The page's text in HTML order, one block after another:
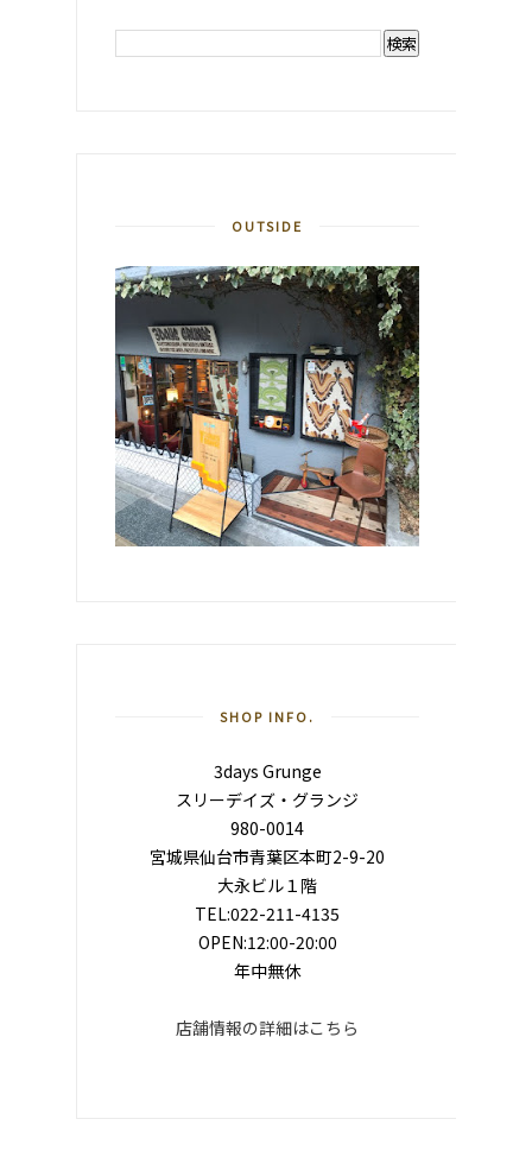
OUTSIDE
SHOP INFO.
3days Grunge
スリーデイズ・グランジ
980-0014
宮城県仙台市青葉区本町2-9-20
大永ビル１階
TEL:022-211-4135
OPEN:12:00-20:00
年中無休
店舗情報の詳細はこちら